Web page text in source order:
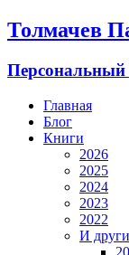
Толмачев
Персональный
Главная
Блог
Книги
2026
2025
2024
2023
2022
И